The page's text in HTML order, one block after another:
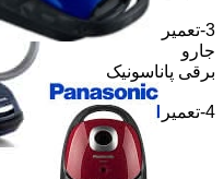
3-تعمیر
جارو
برقی پاناسونیک
4-تعمیر